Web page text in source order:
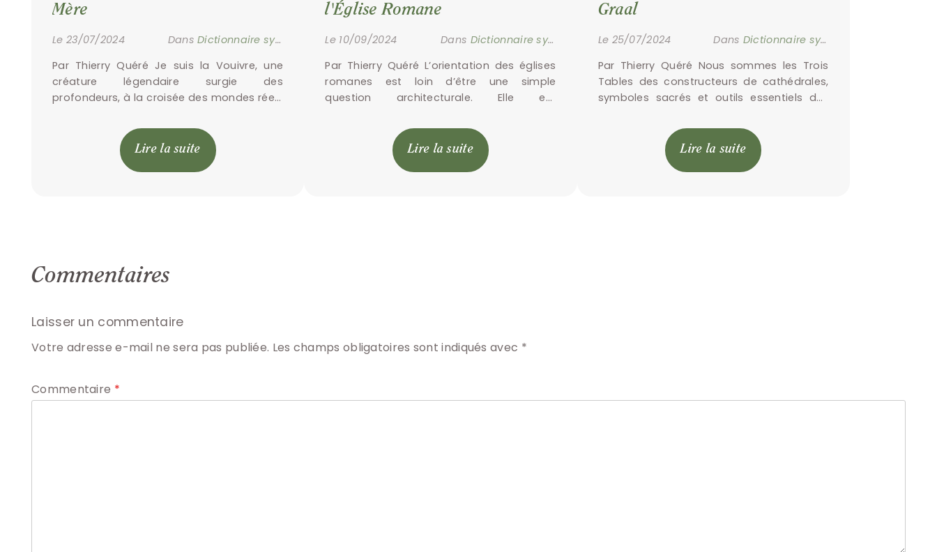
Mère
Le 23/07/2024 DansDictionnaire symbolique
Par Thierry Quéré Je suis la Vouivre, une
créature légendaire surgie des
profondeurs, à la croisée des mondes réels
de mystère et de puissance, […]
Lire la suite
l'Église Romane
Le 10/09/2024 Dans Dictionnaire symbolique
Par Thierry Quéré L’orientation des églises
romanes est loin d’être une simple
question architecturale. Elle est
symbolique spirituelle où la course du soleil
et l’influence de […]Lire la suite
Graal
Le 25/07/2024 Dans Dictionnaire symbolique
Par Thierry Quéré Nous sommes les Trois
Tables des constructeurs de cathédrales,
symboles sacrés et outils essentiels des
nos proportions ont été choisies pour
Lire la suite
Commentaires
Laisser un commentaire
Votre adresse e-mail ne sera pas publiée. Les champs obligatoires sont indiqués avec *
Commentaire *